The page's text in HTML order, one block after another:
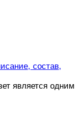
состав,
является одним